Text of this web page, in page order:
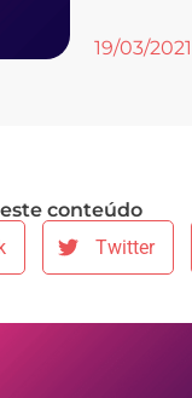
19/03/2021
conteúdo
Twitter